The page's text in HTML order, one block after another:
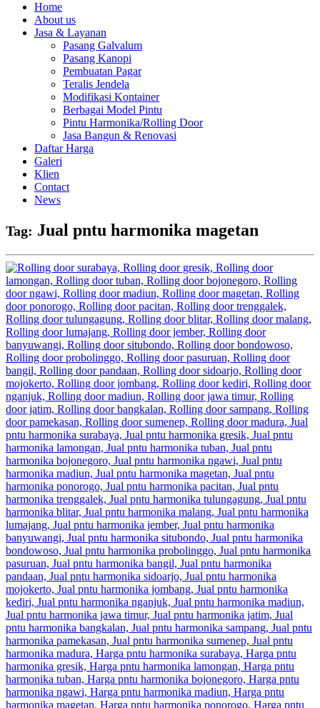
Home
About us
Jasa & Layanan
Pasang Galvalum
Pasang Kanopi
Pembuatan Pagar
Teralis Jendela
Modifikasi Kontainer
Berbagai Model Pintu
Pintu Harmonika/Rolling Door
Jasa Bangun & Renovasi
Daftar Harga
Galeri
Klien
Contact
News
Tag: Jual pntu harmonika magetan